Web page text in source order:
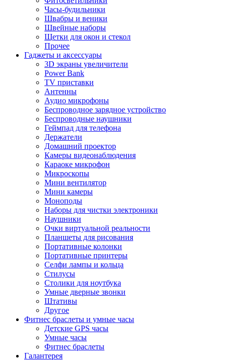
Часы-будильники
Швабры и веники
Швейные наборы
Щетки для окон и стекол
Прочее
Гаджеты и аксессуары
3D экраны увеличители
Power Bank
TV приставки
Антенны
Аудио микрофоны
Беспроводное зарядное устройство
Беспроводные наушники
Геймпад для телефона
Держатели
Домашний проектор
Камеры видеонаблюдения
Караоке микрофон
Микроскопы
Мини вентилятор
Мини камеры
Моноподы
Наборы для чистки электроники
Наушники
Очки виртуальной реальности
Планшеты для рисования
Портативные колонки
Портативные принтеры
Селфи лампы и кольца
Стилусы
Столики для ноутбука
Умные дверные звонки
Штативы
Другое
Фитнес браслеты и умные часы
Детские GPS часы
Умные часы
Фитнес браслеты
Галантерея